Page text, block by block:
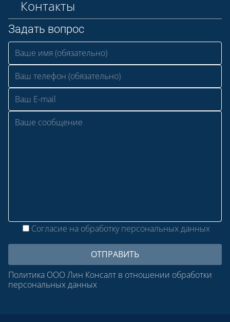
Контакты
Задать вопрос
Согласие на обработку персональных данных
Политика ООО Лин Консалт в отношении обработки
персональных данных